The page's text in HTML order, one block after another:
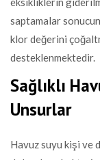
saptamalar
klor değerini
desteklenmektedir.
Sağlıklı
Unsurlar
Havuz suyu kişi ve